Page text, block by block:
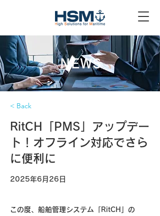
NEWS
< Back
RitCH「PMS」アップデー
ト！オフライン対応でさら
に便利に
2025年6月26日
この度、船舶管理システム「RitCH」の